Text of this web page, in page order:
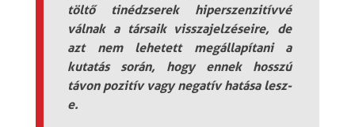
töltő tinédzserek hiperszenzitívvé
válnak a társaik visszajelzéseire, de
azt nem lehetett megállapítani a
kutatás során, hogy ennek hosszú
távon pozitív vagy negatív hatása lesz-
e.